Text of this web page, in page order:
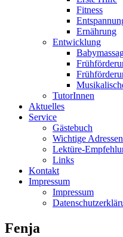
Fitness
Ernährung
Entwicklung
TutorInnen
Aktuelles
Service
Gästebuch
Wichtige Adressen
Lektüre-
Links
Kontakt
Impressum
Impressum
Fenja